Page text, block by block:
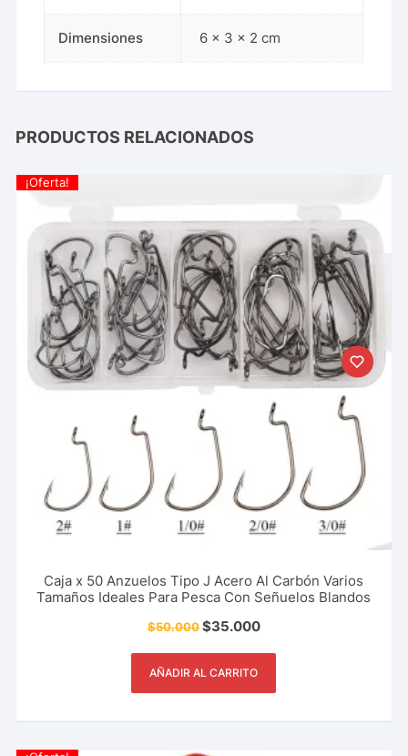
Dimensiones 6 × 3 × 2 cm
PRODUCTOS RELACIONADOS
¡Oferta!
Caja x 50 Anzuelos Tipo J Acero Al Carbón Varios
Tamaños Ideales Para Pesca Con Señuelos Blandos
$50.000$35.000
AÑADIR AL CARRITO